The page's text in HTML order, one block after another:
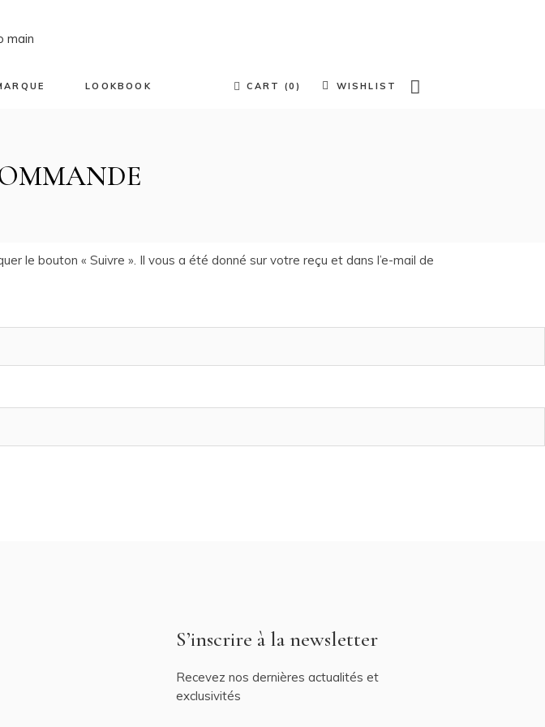
LOOKBOOK CART (0) WISHLIST
créatrice
le bouton « Suivre ». Il vous a été donné sur votre reçu et dans l’e-mail de
S’inscrire à la newsletter
Recevez nos dernières actualités et
exclusivités